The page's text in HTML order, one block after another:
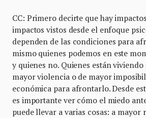
CC: Primero decirte que hay
impactos vistos desde el enfoque
dependen de las condiciones para
mismo quienes podemos en este
y quienes no. Quienes están viviendo
mayor violencia o de mayor
económica para afrontarlo. Desde
es importante ver cómo el miedo
puede llevar a varias cosas: a